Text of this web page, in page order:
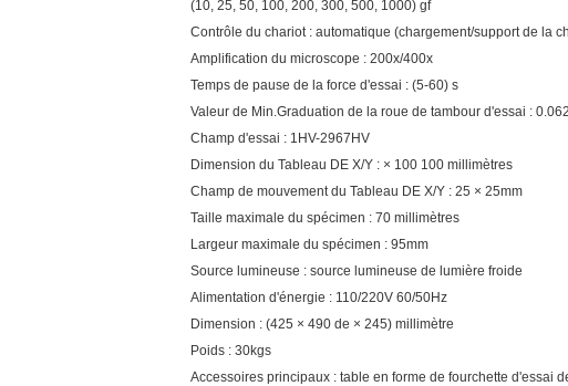
(10, 25, 50, 100, 200, 300, 500, 1000) gf
Contrôle du chariot : automatique (chargement/support de la
Amplification du microscope : 200x/400x
Temps de pause de la force d'essai : (5-60) s
Valeur de Min.Graduation de la roue de tambour d'essai :
Champ d'essai : 1HV-2967HV
Dimension du Tableau DE X/Y : × 100 100 millimètres
Champ de mouvement du Tableau DE X/Y : 25 × 25mm
Taille maximale du spécimen : 70 millimètres
Largeur maximale du spécimen : 95mm
Source lumineuse : source lumineuse de lumière froide
Alimentation d'énergie : 110/220V 60/50Hz
Dimension : (425 × 490 de × 245) millimètre
Poids : 30kgs
Accessoires principaux : table en forme de fourchette d'essai